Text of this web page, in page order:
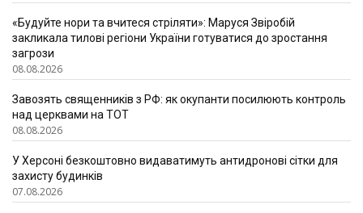
«Будуйте нори та вчитеся стріляти»: Маруся Звіробій
закликала тилові регіони України готуватися до зростання
загрози
08.08.2026
Завозять священників з РФ: як окупанти посилюють контроль
над церквами на ТОТ
08.08.2026
У Херсоні безкоштовно видаватимуть антидронові сітки для
захисту будинків
07.08.2026